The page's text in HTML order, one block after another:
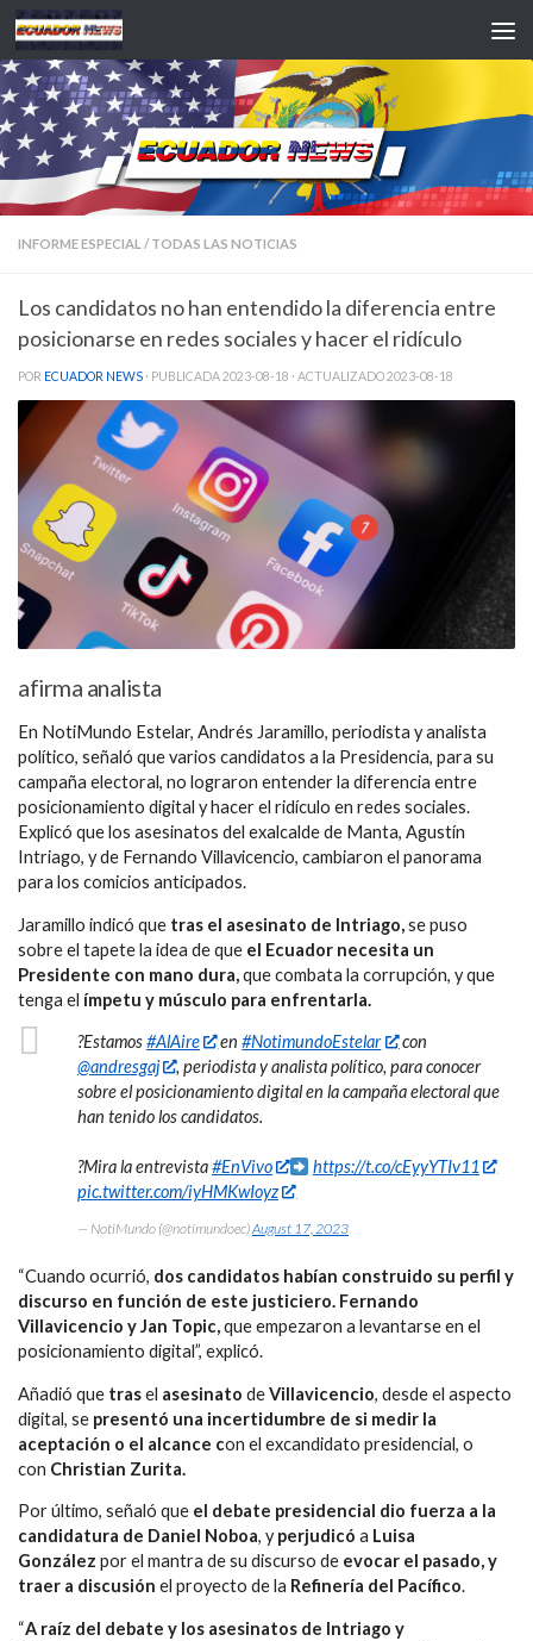
Saltar al contenido
INFORME ESPECIAL / TODAS LAS NOTICIAS
Los candidatos no han entendido la diferencia entre
posicionarse en redes sociales y hacer el ridículo
POR ECUADOR NEWS · PUBLICADA2023-08-18 · ACTUALIZADO2023-08-18
afirma analista
En NotiMundo Estelar, Andrés Jaramillo, periodista y analista
político, señaló que varios candidatos a la Presidencia, para su
campaña electoral, no lograron entender la diferencia entre
posicionamiento digital y hacer el ridículo en redes sociales.
Explicó que los asesinatos del exalcalde de Manta, Agustín
Intriago, y de Fernando Villavicencio, cambiaron el panorama
para los comicios anticipados.
Jaramillo indicó que tras el asesinato de Intriago,se puso
sobre el tapete la idea de que el Ecuador necesita un
Presidente con mano dura,que combata la corrupción, y que
tenga el ímpetu y músculo para enfrentarla.
?Estamos#AlAire en#NotimundoEstelar
con
@andresgaj
, periodista y analista político, para conocer
sobre el posicionamiento digital en la campaña electoral que
han tenido los candidatos.
?Mira la entrevista#EnVivo
https://t.co/cEyyYTIv11
pic.twitter.com/iyHMKwIoyz
— NotiMundo (@notimundoec)August 17, 2023
“Cuando ocurrió, dos candidatos habían construido su perfil y
discurso en función de este justiciero. Fernando
Villavicencio y Jan Topic,que empezaron a levantarse en el
posicionamiento digital”, explicó.
Añadió que trasel asesinato deVillavicencio, desde el aspecto
digital, se presentó una incertidumbre de si medir la
aceptación o el alcance con el excandidato presidencial, o
con Christian Zurita.
Por último, señaló que el debate presidencial dio fuerza a la
candidatura de Daniel Noboa, yperjudicó a Luisa
González por el mantra de su discurso de evocar el pasado, y
traer a discusión el proyecto de la Refinería del Pacífico.
“A raíz del debate y los asesinatos de Intriago y